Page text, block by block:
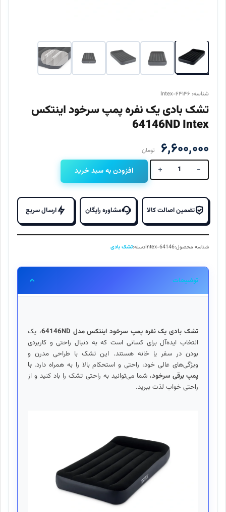
شناسه: Intex-۶۴۱۴۶
تشک بادی یک نفره پمپ سرخود اینتکس
64146ND Intex
۶,۶۰۰,۰۰۰ تومان
یک
نفره
پمپ
سرخود
اینتکس
Intex
عدد
-
+ افزودن به سبد خرید
تضمین اصالت کالا مشاوره رایگان ارسال سریع
شناسه محصول:Intex-64146دسته:تشک بادی
توضیحات
تشک بادی یک نفره پمپ سرخود اینتکس مدل 64146ND
، یک
انتخاب ایده‌آل برای کسانی است که به دنبال راحتی و کاربردی
بودن در سفر یا خانه هستند. این تشک با طراحی مدرن و
ویژگی‌های عالی خود، راحتی و استحکام بالا را به همراه دارد. با
پمپ برقی سرخود، شما می‌توانید به راحتی تشک را باد کنید و از
راحتی خواب لذت ببرید.